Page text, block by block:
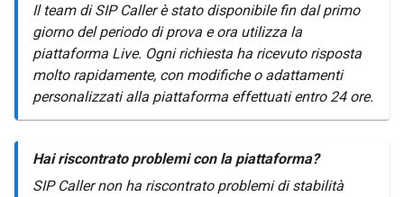
Il team di SIP Caller è stato disponibile fin dal primo
giorno del periodo di prova e ora utilizza la
piattaforma Live. Ogni richiesta ha ricevuto risposta
molto rapidamente, con modifiche o adattamenti
personalizzati alla piattaforma effettuati entro 24 ore.
Hai riscontrato problemi con la piattaforma?
SIP Caller non ha riscontrato problemi di stabilità